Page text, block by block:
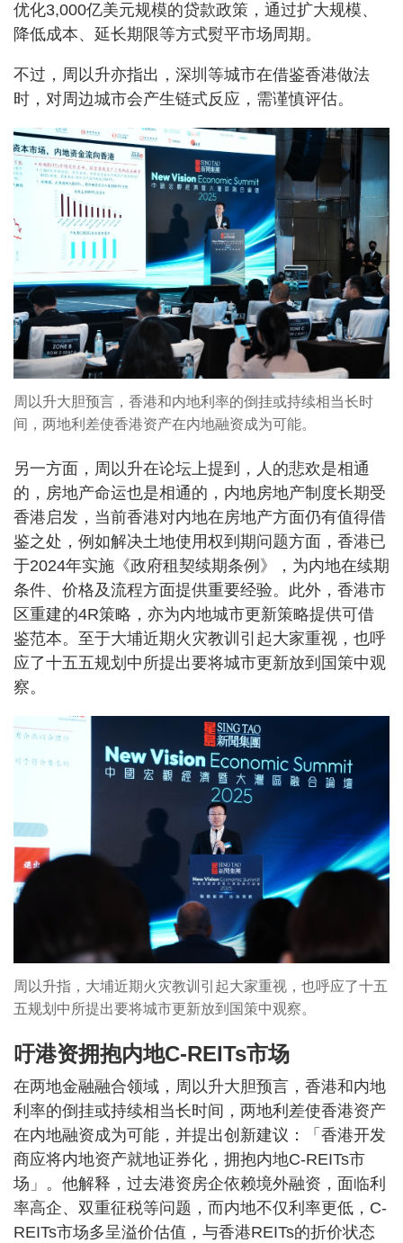
优化3,000亿美元规模的贷款政策，通过扩大规模、
降低成本、延长期限等方式熨平市场周期。
不过，周以升亦指出，深圳等城市在借鉴香港做法
时，对周边城市会产生链式反应，需谨慎评估。
周以升大胆预言，香港和内地利率的倒挂或持续相当长时
间，两地利差使香港资产在内地融资成为可能。
另一方面，周以升在论坛上提到，人的悲欢是相通
的，房地产命运也是相通的，内地房地产制度长期受
香港启发，当前香港对内地在房地产方面仍有值得借
鉴之处，例如解决土地使用权到期问题方面，香港已
于2024年实施《政府租契续期条例》，为内地在续期
条件、价格及流程方面提供重要经验。此外，香港市
区重建的4R策略，亦为内地城市更新策略提供可借
鉴范本。至于大埔近期火灾教训引起大家重视，也呼
应了十五五规划中所提出要将城市更新放到国策中观
察。
周以升指，大埔近期火灾教训引起大家重视，也呼应了十五
五规划中所提出要将城市更新放到国策中观察。
吁港资拥抱内地C-REITs市场
在两地金融融合领域，周以升大胆预言，香港和内地
利率的倒挂或持续相当长时间，两地利差使香港资产
在内地融资成为可能，并提出创新建议：「香港开发
商应将内地资产就地证券化，拥抱内地C-REITs市
场」。他解释，过去港资房企依赖境外融资，面临利
率高企、双重征税等问题，而内地不仅利率更低，C-
REITs市场多呈溢价估值，与香港REITs的折价状态